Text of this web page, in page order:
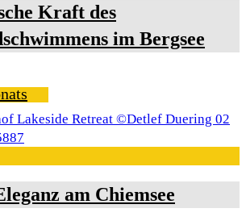
Kraft des
im Bergsee
am Chiemsee